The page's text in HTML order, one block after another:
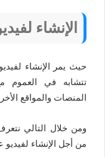
الإنشاء
حيث يمر الإنشاء
تتشابه في العموم
المنصات والمواقع
ومن خلال التالي
من أجل الإنشاء